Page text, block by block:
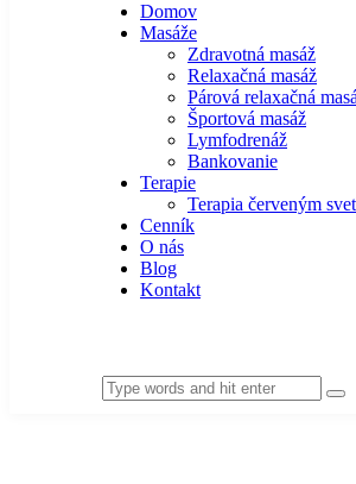
Domov
Masáže
Zdravotná masáž
Relaxačná masáž
Párová relaxačná
Športová masáž
Lymfodrenáž
Bankovanie
Terapie
Terapia červeným
Cenník
O nás
Blog
Kontakt